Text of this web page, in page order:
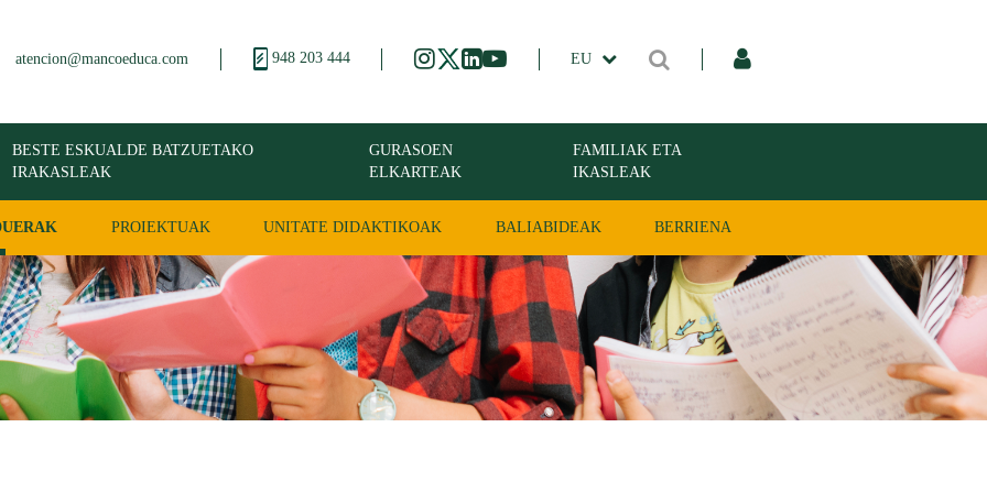
atencion@mancoeduca.com 948 203 444 EU
BESTE ESKUALDE BATZUETAKO
IRAKASLEAK
GURASOEN
ELKARTEAK
FAMILIAK ETA
IKASLEAK
PROIEKTUAK UNITATE DIDAKTIKOAK BALIABIDEAK BERRIENA